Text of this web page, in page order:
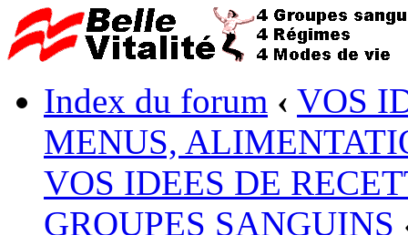
Index du forum ‹ VOS
MENUS,
VOS IDEES DE
GROUPES SANGUINS